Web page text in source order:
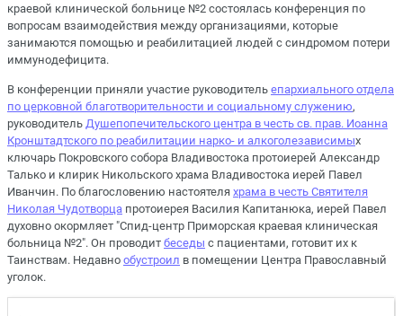
краевой клинической больнице №2 состоялась конференция по
вопросам взаимодействия между организациями, которые
занимаются помощью и реабилитацией людей с синдромом потери
иммунодефицита.
В конференции приняли участие руководитель епархиального отдела
по церковной благотворительности и социальному служению,
руководитель Душепопечительского центра в честь св. прав. Иоанна
Кронштадтского по реабилитации нарко- и алкоголезависимых
ключарь Покровского собора Владивостока протоиерей Александр
Талько и клирик Никольского храма Владивостока иерей Павел
Иванчин. По благословению настоятеля храма в честь Святителя
Николая Чудотворца протоиерея Василия Капитанюка, иерей Павел
духовно окормляет "Спид-центр Приморская краевая клиническая
больница №2". Он проводит беседы с пациентами, готовит их к
Таинствам. Недавно обустроил в помещении Центра Православный
уголок.